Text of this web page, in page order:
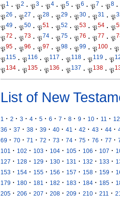
𝔓1 · 𝔓2 · 𝔓3 · 𝔓4 · 𝔓5 · 𝔓6 · 𝔓7 · 𝔓8 ·
𝔓26 · 𝔓27 · 𝔓28 · 𝔓29 · 𝔓30 · 𝔓31 · 𝔓
𝔓49 · 𝔓50 · 𝔓51 · 𝔓52 · 𝔓53 · 𝔓54 · 𝔓
𝔓72 · 𝔓73 · 𝔓74 · 𝔓75 · 𝔓76 · 𝔓77 · 𝔓
𝔓95 · 𝔓96 · 𝔓97 · 𝔓98 · 𝔓99 · 𝔓100 · 𝔓
𝔓115 · 𝔓116 · 𝔓117 · 𝔓118 · 𝔓119 · 𝔓
𝔓134 · 𝔓135 · 𝔓136 · 𝔓137 · 𝔓138 · 𝔓
List of New
1 · 2 · 3 · 4 · 5 · 6 · 7 · 8 · 9 · 10 · 11 · 12
36 · 37 · 38 · 39 · 40 · 41 · 42 · 43 · 44 ·
69 · 70 · 71 · 72 · 73 · 74 · 75 · 76 · 77 ·
101
· 102 · 103 · 104 · 105 · 106 · 107 ·
127 · 128 · 129 · 130 · 131 · 132 · 133 ·
153 · 154 · 155 · 156 · 157 · 158 · 159 ·
179 · 180 · 181 · 182 · 183 · 184 · 185 ·
205 · 206 · 207 · 208 · 209 · 210 · 211 ·